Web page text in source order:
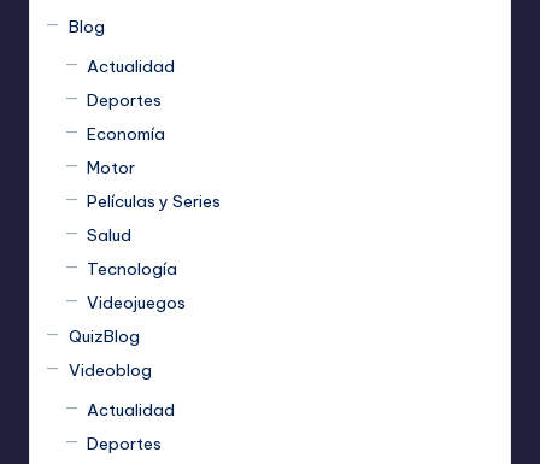
Blog
Actualidad
Deportes
Economía
Motor
Películas y Series
Salud
Tecnología
Videojuegos
QuizBlog
Videoblog
Actualidad
Deportes